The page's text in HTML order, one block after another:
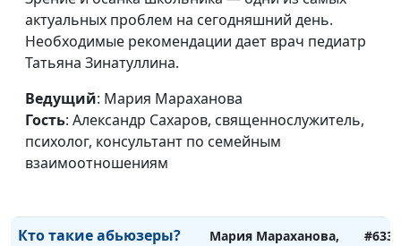
актуальных проблем на сегодняшний день.
Необходимые рекомендации дает врач педиатр
Татьяна Зинатуллина.
Ведущий: Мария Мараханова
Гость: Александр Сахаров, священнослужитель,
психолог, консультант по семейным
взаимоотношениям
психолог, консультант
по семейным
взаимоотношениям
Как стать абьюзером
Мария Мараханова,
Александр Сахаров,
священнослужитель,
Кто такие абьюзеры?
Мария Мараханова,
#633